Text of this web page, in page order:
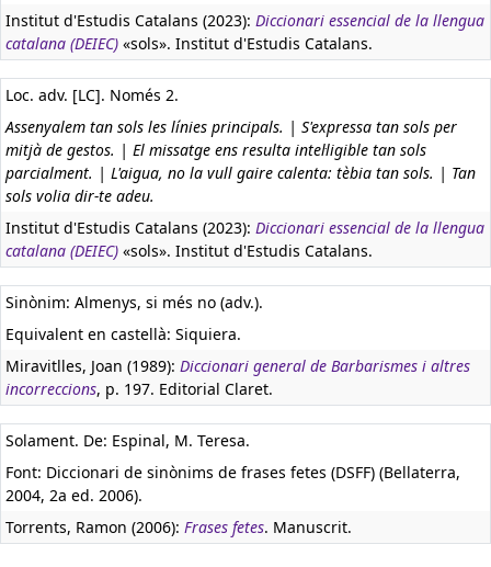
Institut d'Estudis Catalans (2023): Diccionari essencial de la llengua
catalana (DEIEC) «sols». Institut d'Estudis Catalans.
Loc. adv. [LC]. Només 2.
Assenyalem tan sols les línies principals. | S'expressa tan sols per
mitjà de gestos. | El missatge ens resulta intel·ligible tan sols
parcialment. | L'aigua, no la vull gaire calenta: tèbia tan sols. | Tan
sols volia dir-te adeu.
Institut d'Estudis Catalans (2023): Diccionari essencial de la llengua
catalana (DEIEC) «sols». Institut d'Estudis Catalans.
Sinònim: Almenys, si més no (adv.).
Equivalent en castellà: Siquiera.
Miravitlles, Joan (1989): Diccionari general de Barbarismes i altres
incorreccions, p. 197. Editorial Claret.
Solament. De: Espinal, M. Teresa.
Font: Diccionari de sinònims de frases fetes (DSFF) (Bellaterra,
2004, 2a ed. 2006).
Torrents, Ramon (2006): Frases fetes. Manuscrit.